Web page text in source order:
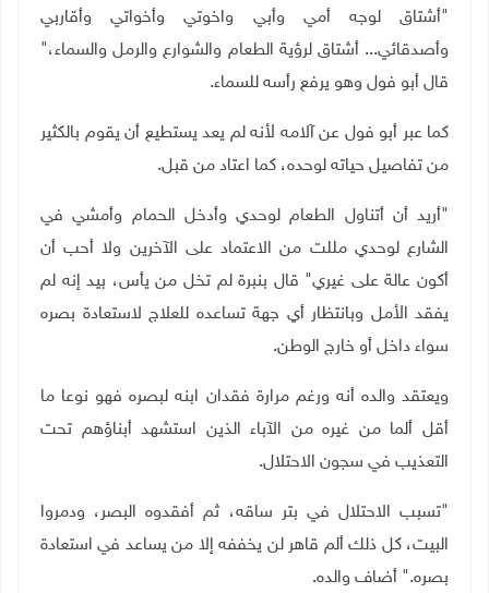
"أشتاق لوجه أمي وأبي واخوتي وأخواتي وأقاربي
وأصدقائي... أشتاق لرؤية الطعام والشوارع والرمل والسماء،"
قال أبو فول وهو يرفع رأسه للسماء.
كما عبر أبو فول عن آلامه لأنه لم يعد يستطيع أن يقوم بالكثير
من تفاصيل حياته لوحده، كما اعتاد من قبل.
"أريد أن أتناول الطعام لوحدي وأدخل الحمام وأمشي في
الشارع لوحدي مللت من الاعتماد على الآخرين ولا أحب أن
أكون عالة على غيري" قال بنبرة لم تخل من يأس، بيد إنه لم
يفقد الأمل وبانتظار أي جهة تساعده للعلاج لاستعادة بصره
سواء داخل أو خارج الوطن.
ويعتقد والده أنه ورغم مرارة فقدان ابنه لبصره فهو نوعا ما
أقل ألما من غيره من الآباء الذين استشهد أبناؤهم تحت
التعذيب في سجون الاحتلال.
"تسبب الاحتلال في بتر ساقه، ثم أفقدوه البصر، ودمروا
البيت، كل ذلك ألم قاهر لن يخففه إلا من يساعد في استعادة
بصره." أضاف والده.